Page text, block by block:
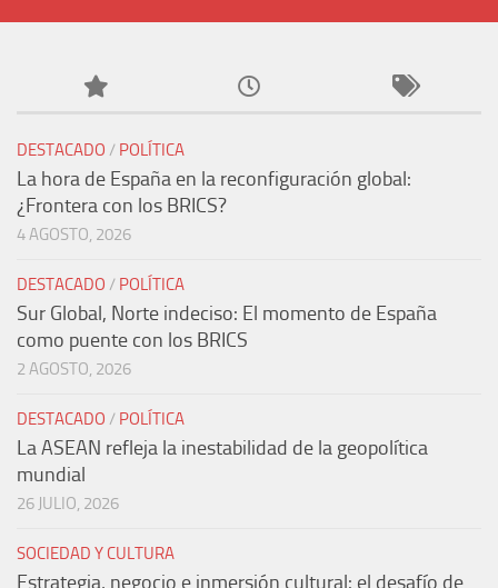
DESTACADO / POLÍTICA
La hora de España en la reconfiguración global:
¿Frontera con los BRICS?
4 AGOSTO, 2026
DESTACADO / POLÍTICA
Sur Global, Norte indeciso: El momento de España
como puente con los BRICS
2 AGOSTO, 2026
DESTACADO / POLÍTICA
La ASEAN refleja la inestabilidad de la geopolítica
mundial
26 JULIO, 2026
SOCIEDAD Y CULTURA
Estrategia, negocio e inmersión cultural: el desafío de